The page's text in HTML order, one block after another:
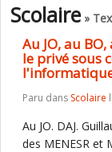
Scolaire»
Au JO, au
le privé sous
Paru dans Scolaire
Au JO. DAJ.
des MENESR et